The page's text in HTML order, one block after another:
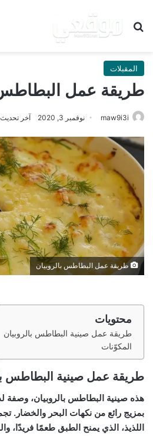
بحث عن
المقبلات
طريقة عمل البطاطس
maw9i3i نوفمبر 3, 2020 آخر تحديث:
طريقة عمل البطاطس بالروبيان
محتويات
طريقة عمل صينية البطاطس بالروبيان
المكوّنات
طريقة عمل صينية البطاطس
هذه صينية البطاطس بالروبيان، وصفة
بمزيج رائع من نكهات البحر والخضار.
اللذيذ، الذي يمنح الطبق طعمًا فريدًا،